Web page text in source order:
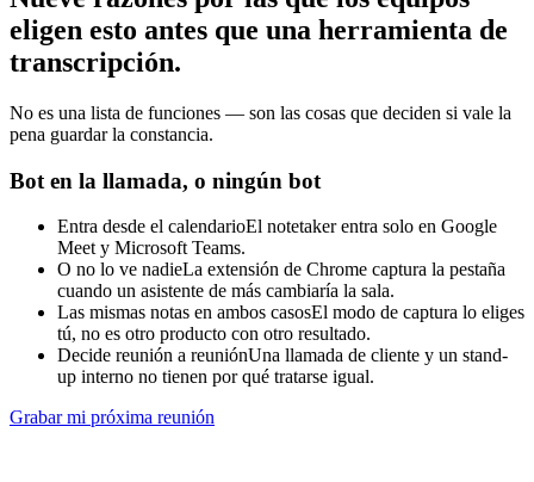
eligen esto antes que una herramienta de
transcripción.
No es una lista de funciones — son las cosas que deciden si vale la
pena guardar la constancia.
Bot en la llamada, o ningún bot
Entra desde el calendarioEl notetaker entra solo en Google
Meet y Microsoft Teams.
O no lo ve nadieLa extensión de Chrome captura la pestaña
cuando un asistente de más cambiaría la sala.
Las mismas notas en ambos casosEl modo de captura lo eliges
tú, no es otro producto con otro resultado.
Decide reunión a reuniónUna llamada de cliente y un stand-
up interno no tienen por qué tratarse igual.
Grabar mi próxima reunión